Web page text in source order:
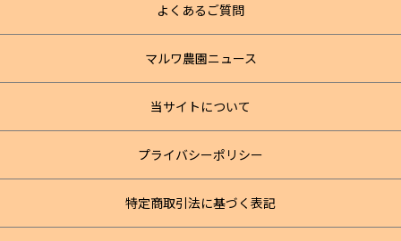
よくあるご質問
マルワ農園ニュース
当サイトについて
プライバシーポリシー
特定商取引法に基づく表記